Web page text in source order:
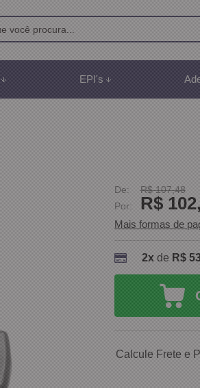
EPI's
De:
R$ 107,48
Por:
R$
Mais formas de
2xdeR$
Calcule Frete e